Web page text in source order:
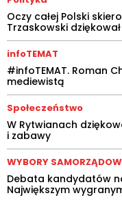
Oczy całej Polski
Trzaskowski
infoTEMAT
#infoTEMAT. Roman
mediewistą
Społeczeństwo
W Rytwianach
i zabawy
WYBORY
Debata kandydatów
Największym